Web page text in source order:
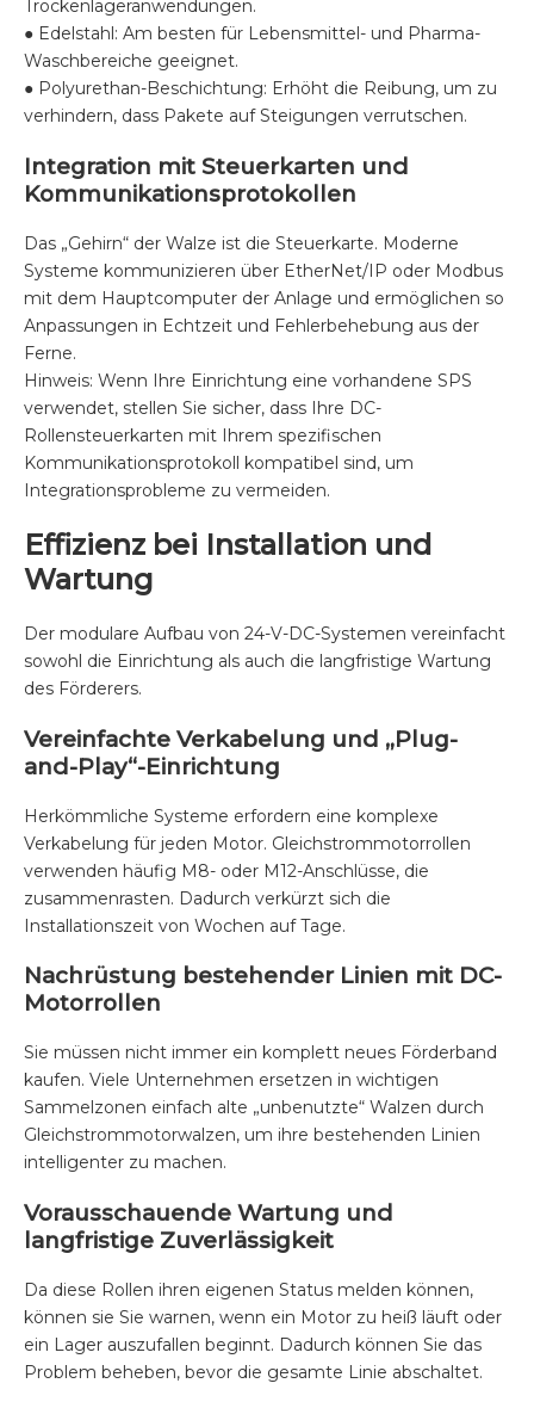
Trockenlageranwendungen.
● Edelstahl: Am besten für Lebensmittel- und Pharma-
Waschbereiche geeignet.
● Polyurethan-Beschichtung: Erhöht die Reibung, um zu
verhindern, dass Pakete auf Steigungen verrutschen.
Integration mit Steuerkarten und
Kommunikationsprotokollen
Das „Gehirn“ der Walze ist die Steuerkarte. Moderne
Systeme kommunizieren über EtherNet/IP oder Modbus
mit dem Hauptcomputer der Anlage und ermöglichen so
Anpassungen in Echtzeit und Fehlerbehebung aus der
Ferne.
Hinweis: Wenn Ihre Einrichtung eine vorhandene SPS
verwendet, stellen Sie sicher, dass Ihre DC-
Rollensteuerkarten mit Ihrem spezifischen
Kommunikationsprotokoll kompatibel sind, um
Integrationsprobleme zu vermeiden.
Effizienz bei Installation und
Wartung
Der modulare Aufbau von 24-V-DC-Systemen vereinfacht
sowohl die Einrichtung als auch die langfristige Wartung
des Förderers.
Vereinfachte Verkabelung und „Plug-
and-Play“-Einrichtung
Herkömmliche Systeme erfordern eine komplexe
Verkabelung für jeden Motor. Gleichstrommotorrollen
verwenden häufig M8- oder M12-Anschlüsse, die
zusammenrasten. Dadurch verkürzt sich die
Installationszeit von Wochen auf Tage.
Nachrüstung bestehender Linien mit DC-
Motorrollen
Sie müssen nicht immer ein komplett neues Förderband
kaufen. Viele Unternehmen ersetzen in wichtigen
Sammelzonen einfach alte „unbenutzte“ Walzen durch
Gleichstrommotorwalzen, um ihre bestehenden Linien
intelligenter zu machen.
Vorausschauende Wartung und
langfristige Zuverlässigkeit
Da diese Rollen ihren eigenen Status melden können,
können sie Sie warnen, wenn ein Motor zu heiß läuft oder
ein Lager auszufallen beginnt. Dadurch können Sie das
Problem beheben, bevor die gesamte Linie abschaltet.